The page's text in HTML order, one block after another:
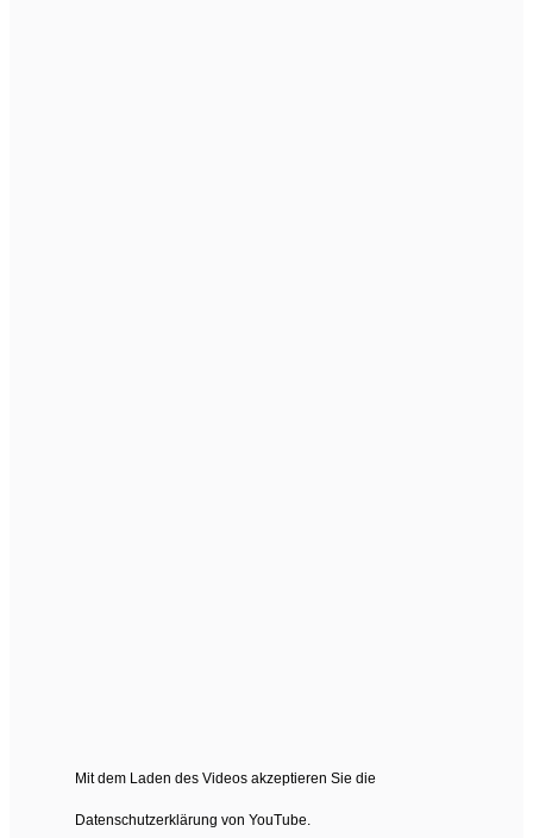
Mit dem Laden des Videos akzeptieren Sie die
Datenschutzerklärung von YouTube.